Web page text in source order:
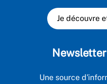
Je découvre
Une source